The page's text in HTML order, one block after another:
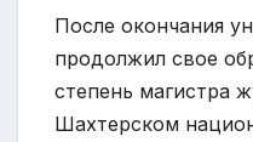
После окончания
продолжил свое
степень магистра
Шахтерском